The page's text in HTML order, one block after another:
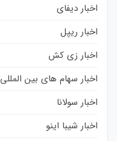
اخبار دیفای
اخبار ریپل
اخبار زی کش
اخبار سهام های بین المللی
اخبار سولانا
اخبار شیبا اینو